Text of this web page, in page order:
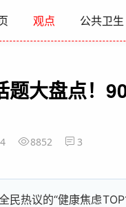
观点 公共卫生
大盘点！
8852 3
民热议的“健康焦虑